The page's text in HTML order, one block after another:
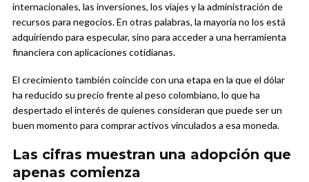
internacionales, las inversiones, los viajes y la administración de
recursos para negocios. En otras palabras, la mayoría no los está
adquiriendo para especular, sino para acceder a una herramienta
financiera con aplicaciones cotidianas.
El crecimiento también coincide con una etapa en la que el dólar
ha reducido su precio frente al peso colombiano, lo que ha
despertado el interés de quienes consideran que puede ser un
buen momento para comprar activos vinculados a esa moneda.
Las cifras muestran una adopción que
apenas comienza